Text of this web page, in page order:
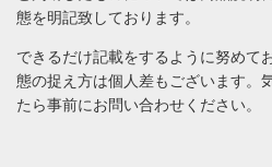
態を明記致しております。
できるだけ記載をするように努めて
態の捉え方は個人差もございます。
たら事前にお問い合わせください。